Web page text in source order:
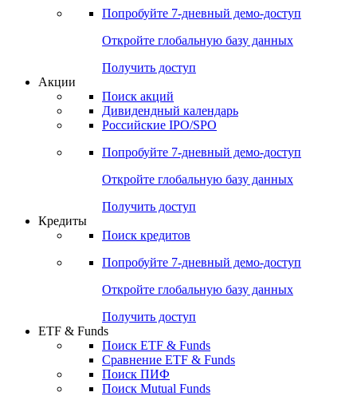
Попробуйте 7-дневный демо-доступ
Откройте глобальную базу данных
Получить доступ
Акции
Поиск акций
Дивидендный календарь
Российские IPO/SPO
Попробуйте 7-дневный демо-доступ
Откройте глобальную базу данных
Получить доступ
Кредиты
Поиск кредитов
Попробуйте 7-дневный демо-доступ
Откройте глобальную базу данных
Получить доступ
ETF & Funds
Поиск ETF & Funds
Сравнение ETF & Funds
Поиск ПИФ
Поиск Mutual Funds